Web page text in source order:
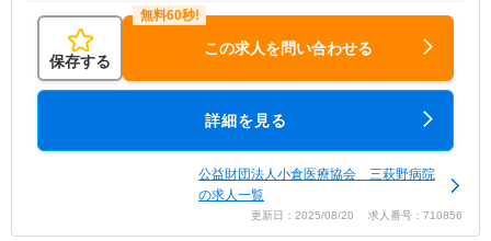
保存する
この求人を問い合わせる
詳細を見る
公益財団法人小倉医療協会 三萩野病院
の求人一覧
更新日：2025/08/20 求人番号：710856